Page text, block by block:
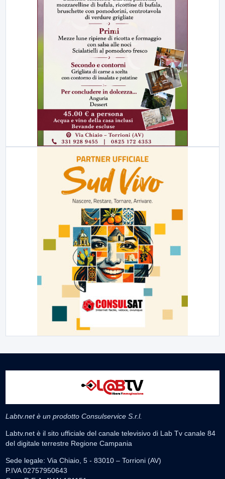
Labtv.net è un prodotto Consulservice S.r.l.
Labtv.net è il sito ufficiale del canale televisivo di Lab Tv canale 84
del digitale terrestre Regione Campania
Sede legale: Via Chiaio, 5 - 83010 – Torrioni (AV)
P.IVA 02757950643